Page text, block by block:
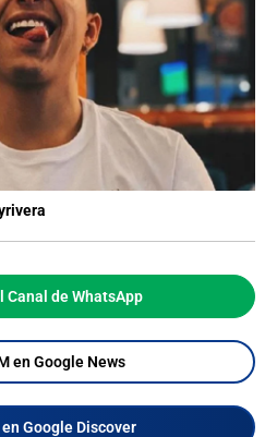
Canal de WhatsApp
en Google News
en Google Discover